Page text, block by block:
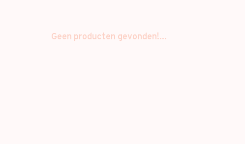
Geen producten gevonden!...